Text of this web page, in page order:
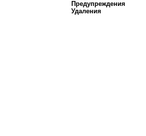
Предупреждения
Удаления